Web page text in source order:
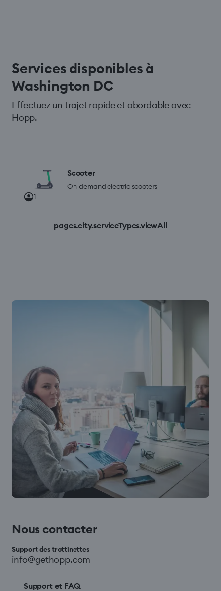
Services disponibles à
Washington DC
Effectuez un trajet rapide et abordable avec
Hopp.
1
Scooter
On-demand electric scooters
pages.city.serviceTypes.viewAll
Nous contacter
Support des trottinettes
info@gethopp.com
Support et FAQ